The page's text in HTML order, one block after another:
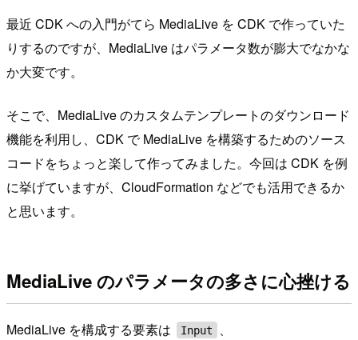
最近 CDK への入門がてら MediaLive を CDK で作っていた
りするのですが、MediaLive はパラメータ数が膨大でなかな
か大変です。
そこで、MediaLive のカスタムテンプレートのダウンロード
機能を利用し、CDK で MediaLive を構築するためのソース
コードをちょっと楽して作ってみました。今回は CDK を例
に挙げていますが、CloudFormation などでも活用できるか
と思います。
MediaLive のパラメータの多さに心挫ける
MediaLive を構成する要素は Input 、